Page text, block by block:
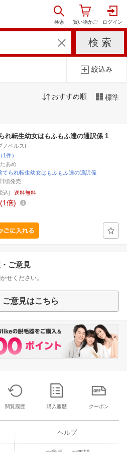
絞込み
おすすめ順 標準
れ転生幼女はもふもふ達の通訳係 1
ノベルスf
（1件）
あめ
てられ転生幼女はもふもふ達の通訳係
頃発売
込) 送料無料
1倍
ご意見
せください。
ご意見はこちら
閲覧履歴 購入履歴 クーポン
ヘルプ